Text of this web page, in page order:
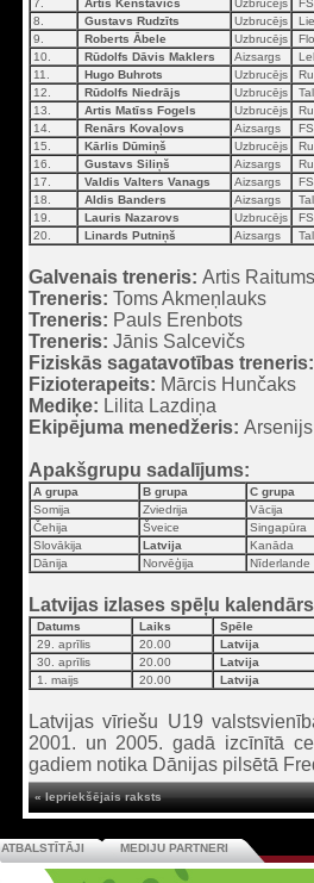
7.
Artis Kenstavičs Uzbrucējs
8.
Gustavs Rudzīts Uzbrucējs
9.
Roberts Ābele Uzbrucējs
10.
Rūdolfs Dāvis Maklers Aizsargs
11.
Hugo Buhrots Uzbrucējs
12.
Rūdolfs Niedrājs Uzbrucējs
13.
Artis Matīss Fogels Uzbrucējs
14.
Renārs Kovaļovs Aizsargs
15.
Kārlis Dūmiņš Uzbrucējs
16.
Gustavs Siliņš Aizsargs
17.
Valdis Valters Vanags Aizsargs
18.
Aldis Banders Aizsargs
19.
Lauris Nazarovs Uzbrucējs
20.
Linards Putniņš Aizsargs
Galvenais treneris: Artis Raitums
Treneris: Toms Akmeņlauks
Treneris: Pauls Erenbots
Treneris: Jānis Salcevičs
Fiziskās sagatavotības treneris:
Fizioterapeits: Mārcis Hunčaks
Mediķe: Lilita Lazdiņa
Ekipējuma menedžeris:
Apakšgrupu sadalījums:
A grupa B grupa
C grupa
Somija
Zviedrija
Vācija
Čehija
Šveice
Singapūra
Slovākija
Latvija
Kanāda
Dānija
Norvēģija Nīderlande
Latvijas izlases spēļu
Datums Laiks
Spēle
29. aprīlis
20.00
Latvija
30. aprīlis
20.00
Latvija
1. maijs
20.00 Latvija
Latvijas vīriešu U19
2001. un 2005. gadā izcīnītā
gadiem notika Dānijas pilsētā
« Iepriekšējais raksts
ATBALSTĪTĀJI MEDIJU PARTNERI